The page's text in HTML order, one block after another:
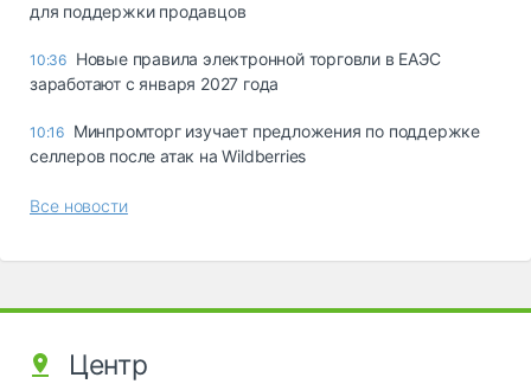
для поддержки продавцов
10:36 Новые правила электронной торговли в ЕАЭС
заработают с января 2027 года
10:16 Минпромторг изучает предложения по поддержке
селлеров после атак на Wildberries
Все новости
Центр